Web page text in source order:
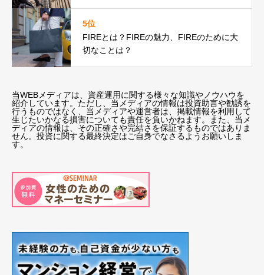
5位
FIREとは？FIREの魅力、FIREのために大
切なことは？
当WEBメディアは、資産運用に関する様々な知識やノウハウを
紹介しています。ただし、当メディアの情報は投資助言や勧誘を
行うものではなく、当メディアや運営者は、掲載情報を利用して
生じたいかなる損害についても責任を負いかねます。また、当メ
ディアの情報は、その正確さや完結さを保証するものではありま
せん。投資に関する最終決定はご自身でなさるようお願いしま
す。